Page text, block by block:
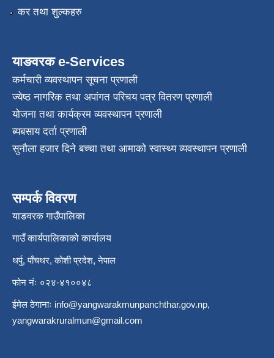
कर तथा शुल्कहरु
याङवरक e-Services
कर्मचारी व्यवस्थापन सूचना प्रणाली
ज्येष्ठ नागरिक तथा अपांगत परिचय पत्र वितरण प्रणाली
योजना तथा कार्यक्रम व्यवस्थापन प्रणाली
ब्यबसाय दर्ता प्रणाली
सुनौला हजार दिने बच्चा तथा आमाको स्वास्थ्य व्यवस्थापन प्रणाली
सम्पर्क विवरण
याङवरक गाउँपालिका
गाउँ कार्यपालिकाको कार्यालय
थर्पु, पाँचथर, कोशी प्रदेश, नेपाल
फोन नंः ०२४-४१००४८
ईमेल ठेगानाः info@yangwarakmunpanchthar.gov.np,
yangwarakruralmun@gmail.com